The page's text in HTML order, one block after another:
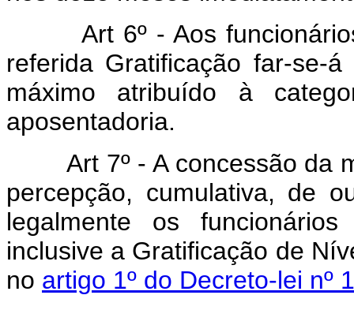
Art 6º - Aos funcionários
referida Gratificação far-se-
máximo atribuído à
aposentadoria.
Art 7º - A concessão da
percepção, cumulativa, de
legalmente os
inclusive a Gratificação de
no artigo 1º do Decreto-lei nº